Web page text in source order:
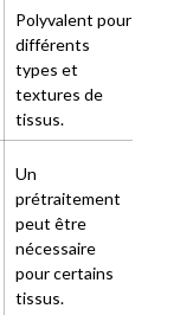
Polyvalent pour
différents
types et
textures de
tissus.
Un
prétraitement
peut être
nécessaire
pour certains
tissus.